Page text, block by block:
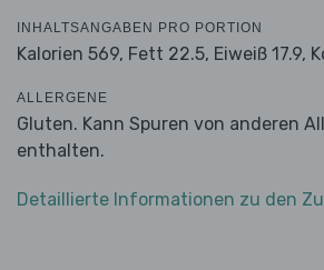
INHALTSANGABEN PRO PORTION
Kalorien 569, Fett 22.5, Eiweiß 17.9,
ALLERGENE
Gluten. Kann Spuren von anderen
enthalten.
Detaillierte Informationen zu den